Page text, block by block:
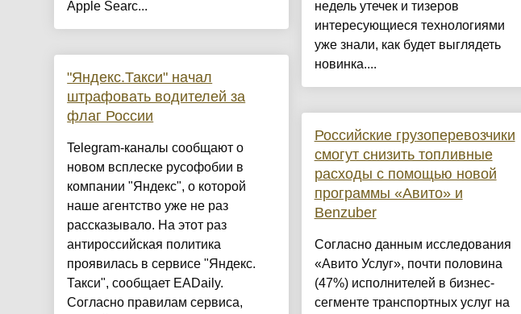
Apple Searc...
"Яндекс.Такси" начал
штрафовать водителей за
флаг России
Telegram-каналы сообщают о
новом всплеске русофобии в
компании "Яндекс", о которой
наше агентство уже не раз
рассказывало. На этот раз
антироссийская политика
проявилась в сервисе "Яндекс.
Такси", сообщает EADaily.
Согласно правилам сервиса,
недель утечек и тизеров
интересующиеся технологиями
уже знали, как будет выглядеть
новинка....
Российские грузоперевозчики
смогут снизить топливные
расходы с помощью новой
программы «Авито» и
Benzuber
Согласно данным исследования
«Авито Услуг», почти половина
(47%) исполнителей в бизнес-
сегменте транспортных услуг на